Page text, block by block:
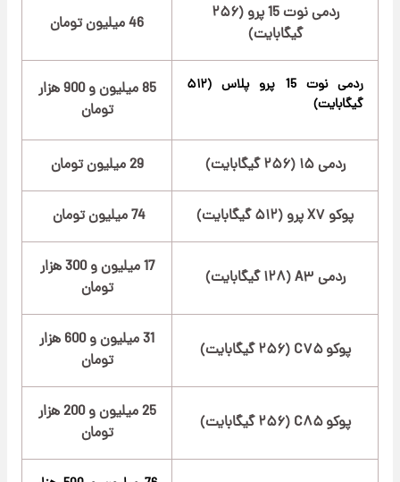
ردمی نوت 15 پرو (۲۵۶
گیگابایت)
46 میلیون تومان
ردمی نوت 15 پرو پلاس (۵۱۲
گیگابایت)
85 میلیون و 900 هزار
تومان
ردمی ۱۵ (۲۵۶ گیگابایت) 29 میلیون تومان
پوکو X۷ پرو (۵۱۲ گیگابایت) 74 میلیون تومان
ردمی A۳ (۱۲۸ گیگابایت)
17 میلیون و 300 هزار
تومان
پوکو C۷۵ (۲۵۶ گیگابایت)
31 میلیون و 600 هزار
تومان
پوکو C۸۵ (۲۵۶ گیگابایت)
25 میلیون و 200 هزار
تومان